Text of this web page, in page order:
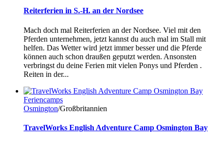
Reiterferien in S.-H. an der Nordsee
Mach doch mal Reiterferien an der Nordsee. Viel mit den
Pferden unternehmen, jetzt kannst du auch mal im Stall mit
helfen. Das Wetter wird jetzt immer besser und die Pferde
können auch schon draußen geputzt werden. Ansonsten
verbringst du deine Ferien mit vielen Ponys und Pferden .
Reiten in der...
Feriencamps
Osmington/Großbritannien
TravelWorks English Adventure Camp Osmington Bay